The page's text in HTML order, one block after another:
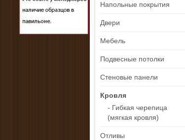
Напольные покрытия
Двери
Мебель
Подвесные потолки
Стеновые панели
Кровля
- Гибкая черепица
(мягкая кровля)
Отливы